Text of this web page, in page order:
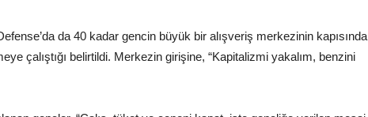
da 40 kadar gencin büyük bir alışveriş merkezinin kapısında
çalıştığı belirtildi. Merkezin girişine, “Kapitalizmi yakalım, benzini